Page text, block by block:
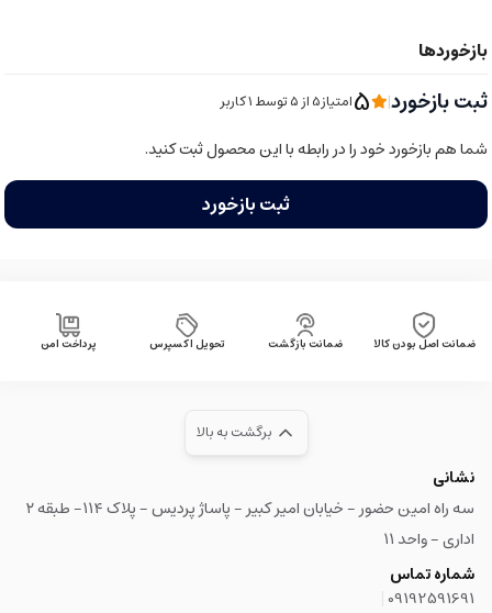
ثبت بازخورد|
5امتیاز5 از ۵ توسط 1 کاربر
شما هم بازخورد خود را در رابطه با این محصول ثبت کنید.
ثبت بازخورد
ضمانت اصل بودن کالا ضمانت بازگشت تحویل اکسپرس پرداخت امن
برگشت به بالا
نشانی
سه راه امین حضور - خیابان امیر کبیر - پاساژ پردیس - پلاک ۱۱۴- طبقه ۲
اداری - واحد ۱۱
شماره تماس
09192591691